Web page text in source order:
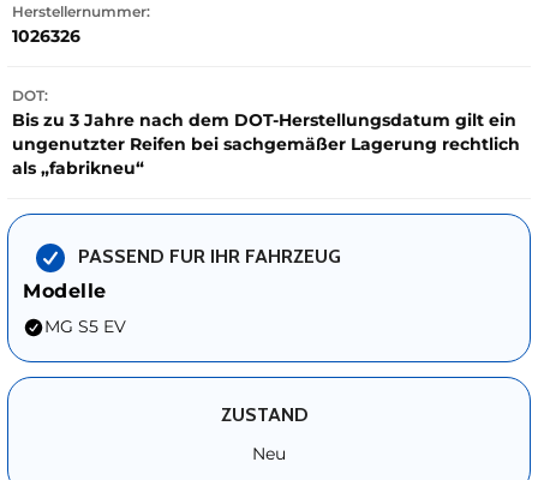
Herstellernummer:
1026326
DOT:
Bis zu 3 Jahre nach dem DOT-Herstellungsdatum gilt ein
ungenutzter Reifen bei sachgemäßer Lagerung rechtlich
als „fabrikneu“
PASSEND FUR IHR FAHRZEUG
Modelle
MG S5 EV
ZUSTAND
Neu